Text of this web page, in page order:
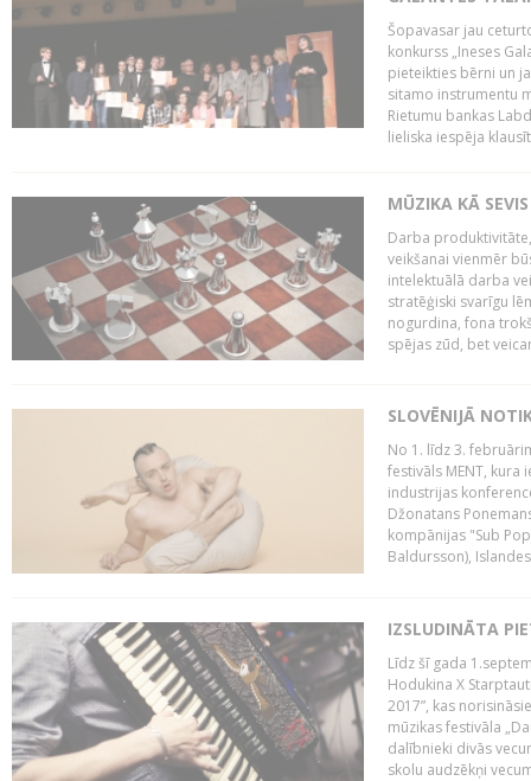
Šopavasar jau
konkurss „Ineses
pieteikties bērni un
sitamo instrumentu
Rietumu bankas
lieliska iespēja
MŪZIKA KĀ
Darba
veikšanai vienmēr
intelektuālā darba
stratēģiski svarīgu
nogurdina, fona
spējas zūd, bet
SLOVĒNIJĀ
No 1. līdz 3.
festivāls MENT, kura
industrijas
Džonatans
kompānijas "Sub
Baldursson),
IZSLUDINĀTA
Līdz šī gada
Hodukina X
2017”, kas
mūzikas festivāla
dalībnieki divās
skolu audzēkņi